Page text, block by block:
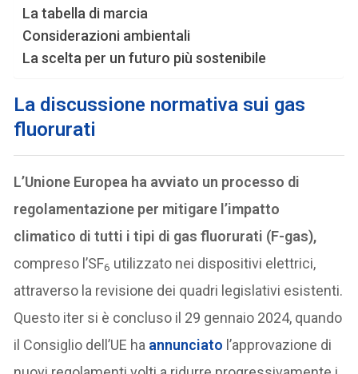
La tabella di marcia
Considerazioni ambientali
La scelta per un futuro più sostenibile
La discussione normativa sui gas
fluorurati
L’Unione Europea ha avviato un processo di
regolamentazione per mitigare l’impatto
climatico di tutti i tipi di gas fluorurati (F-gas),
compreso l’SF6 utilizzato nei dispositivi elettrici,
attraverso la revisione dei quadri legislativi esistenti.
Questo iter si è concluso il 29 gennaio 2024, quando
il Consiglio dell’UE ha annunciato l’approvazione di